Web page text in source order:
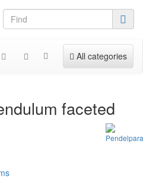
Toggle navigation
All categories
faceted